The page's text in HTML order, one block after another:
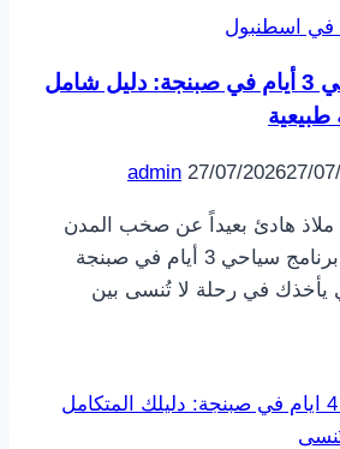
في اسطنبول
برنامج سياحي 3 أيام في صبنجة: دليل شامل
admin 27/07/202627/
هادئ بعيداً عن صخب المدن
الكبرى؟ إليك برنامج سياحي 3 أيام في صبنجة
يأخذك في رحلة لا تُنسى بين